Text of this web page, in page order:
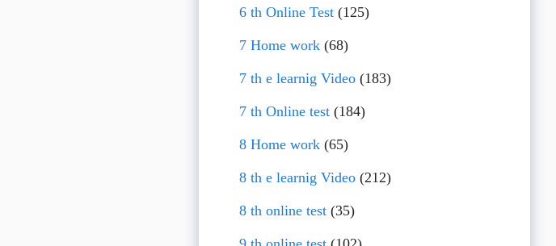
6 th Online Test(125)
7 Home work(68)
7 th e learnig Video(183)
7 th Online test(184)
8 Home work(65)
8 th e learnig Video(212)
8 th online test(35)